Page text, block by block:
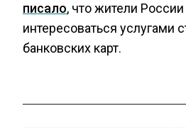
писало, что жители
интересоваться услугами
банковских карт.